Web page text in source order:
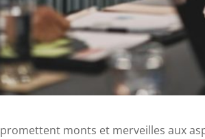
promettent monts et merveilles aux